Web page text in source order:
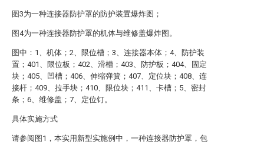
图3为一种连接器防护罩的防护装置爆炸图；
图4为一种连接器防护罩的机体与维修盖爆炸图。
图中：1、机体；2、限位槽；3、连接器本体；4、防护装
置；401、限位板；402、滑槽；403、防护板；404、固定
块；405、凹槽；406、伸缩弹簧；407、定位块；408、连
接杆；409、拉手块；410、限位块；411、卡槽；5、密封
条；6、维修盖；7、定位钉。
具体实施方式
请参阅图1，本实用新型实施例中，一种连接器防护罩，包